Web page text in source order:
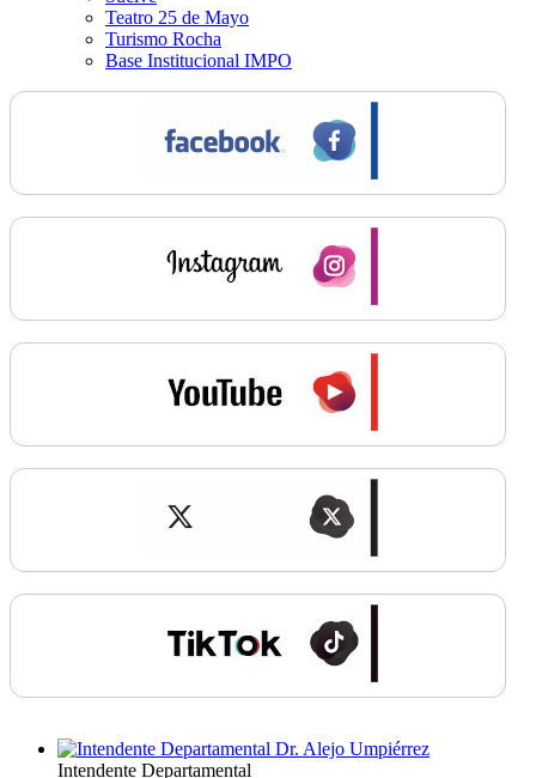
Teatro 25 de Mayo
Turismo Rocha
Base Institucional IMPO
Intendente Departamental